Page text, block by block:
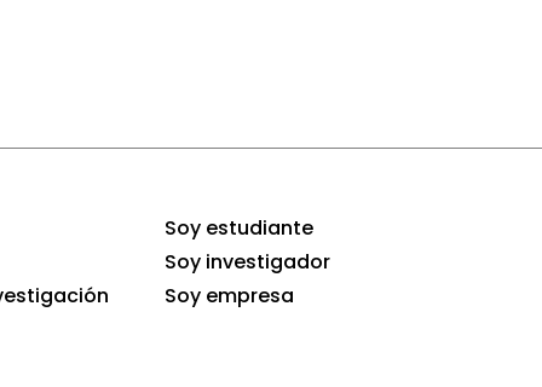
Soy estudiante
Soy investigador
Soy empresa